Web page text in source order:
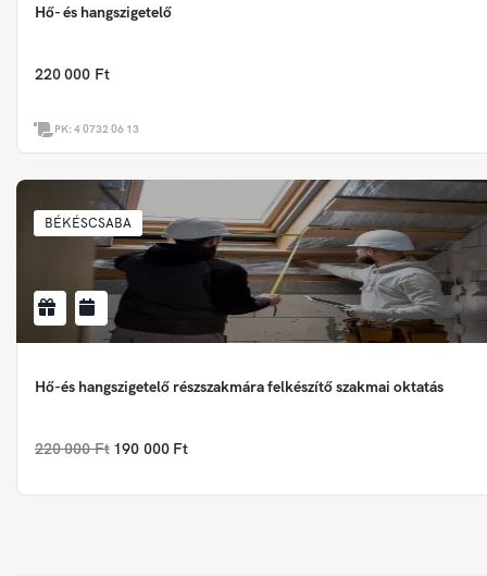
Hő- és hangszigetelő
220 000 Ft
PK:4 0732 06 13
BÉKÉSCSABA
Hő-és hangszigetelő részszakmára felkészítő szakmai oktatás
220 000 Ft 190 000 Ft